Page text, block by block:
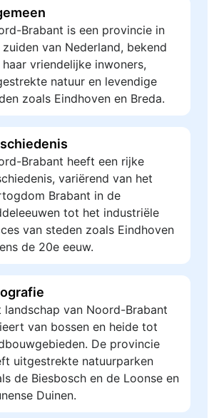
Brabant is een provincie in
zuiden van Nederland, bekend
vriendelijke inwoners,
natuur en levendige
zoals Eindhoven en Breda.
Brabant heeft een rijke
variërend van het
Brabant in de
tot het industriële
van steden zoals Eindhoven
de 20e eeuw.
landschap van Noord-Brabant
van bossen en heide tot
De provincie
uitgestrekte natuurparken
de Biesbosch en de Loonse en
Duinen.